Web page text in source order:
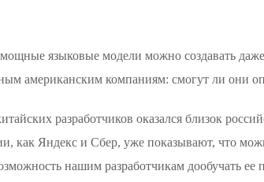
языковые модели можно создавать
американским компаниям: смогут ли они
разработчиков оказался близок
как Яндекс и Сбер, уже показывают, что
нашим разработчикам дообучать